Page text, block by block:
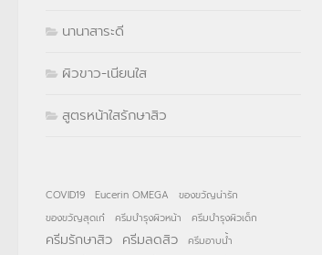
นานาสาระดี
ผิวขาว-เนียนใส
สูตรหน้าใสรักษาสิว
COVID19 Eucerin OMEGA
ของขวัญน่ารัก
ของขวัญสุดเก๋
ครีมบำรุงผิวหน้า ครีมบำรุงผิวเด็ก
ครีมรักษาสิว ครีมลดสิว
ครีมอาบน้ำ